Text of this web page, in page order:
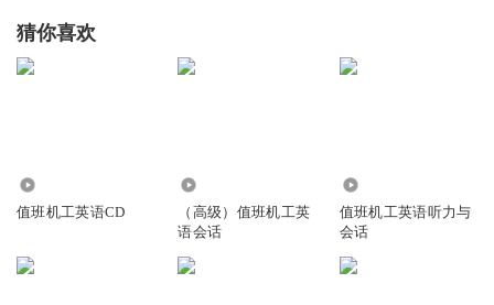
猜你喜欢
值班机工英语CD
（高级）值班机工英
语会话
值班机工英语听力与
会话